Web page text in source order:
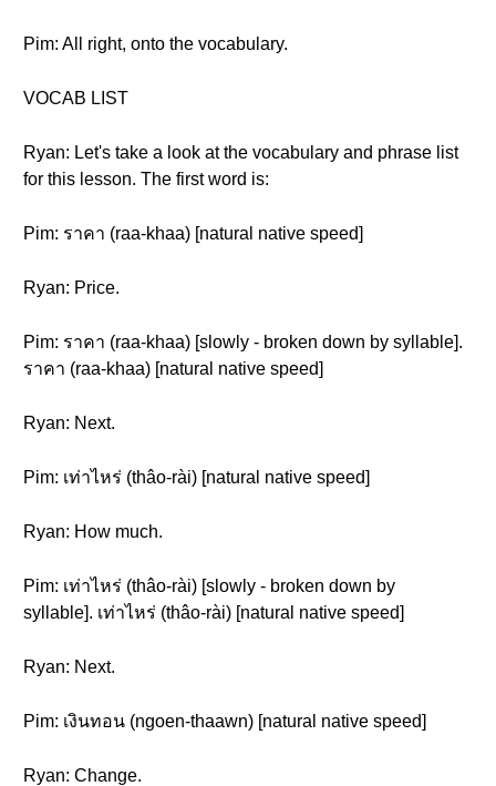
Pim: All right, onto the vocabulary.
VOCAB LIST
Ryan: Let's take a look at the vocabulary and phrase list
for this lesson. The first word is:
Pim: ราคา (raa-khaa) [natural native speed]
Ryan: Price.
Pim: ราคา (raa-khaa) [slowly - broken down by syllable].
ราคา (raa-khaa) [natural native speed]
Ryan: Next.
Pim: เท่าไหร่ (thâo-rài) [natural native speed]
Ryan: How much.
Pim: เท่าไหร่ (thâo-rài) [slowly - broken down by
syllable]. เท่าไหร่ (thâo-rài) [natural native speed]
Ryan: Next.
Pim: เงินทอน (ngoen-thaawn) [natural native speed]
Ryan: Change.